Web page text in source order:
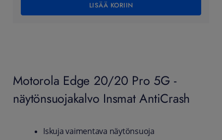
LISÄÄ KORIIN
Motorola Edge 20/20 Pro 5G -
näytönsuojakalvo Insmat AntiCrash
Iskuja vaimentava näytönsuoja